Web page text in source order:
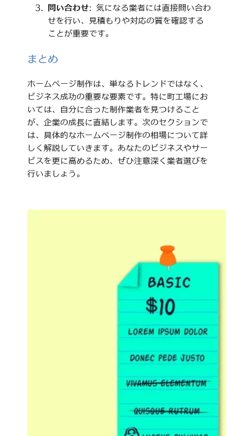
問い合わせ: 気になる業者には直接問い合わ
せを行い、見積もりや対応の質を確認する
ことが重要です。
まとめ
ホームページ制作は、単なるトレンドではなく、
ビジネス成功の重要な要素です。特に町工場にお
いては、自分に合った制作業者を見つけること
が、企業の成長に直結します。次のセクションで
は、具体的なホームページ制作の相場について詳
しく解説していきます。あなたのビジネスやサー
ビスを更に高めるため、ぜひ注意深く業者選びを
行いましょう。